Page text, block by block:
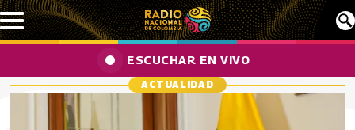
Pasar al contenido principal
ESCUCHAR EN VIVO
ACTUALIDAD